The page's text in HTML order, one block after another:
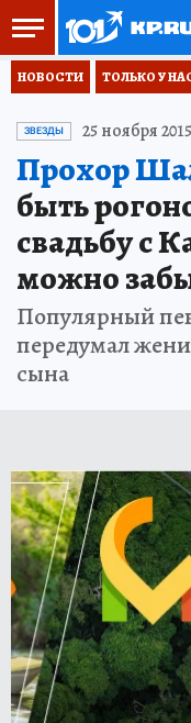
НОВОСТИ ТОЛЬКО У
ЗВЕЗДЫ 25 ноября
Прохор
быть
свадьбу с
можно
Популярный
передумал
сына